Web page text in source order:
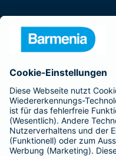
Barmenia ist
Kranken-